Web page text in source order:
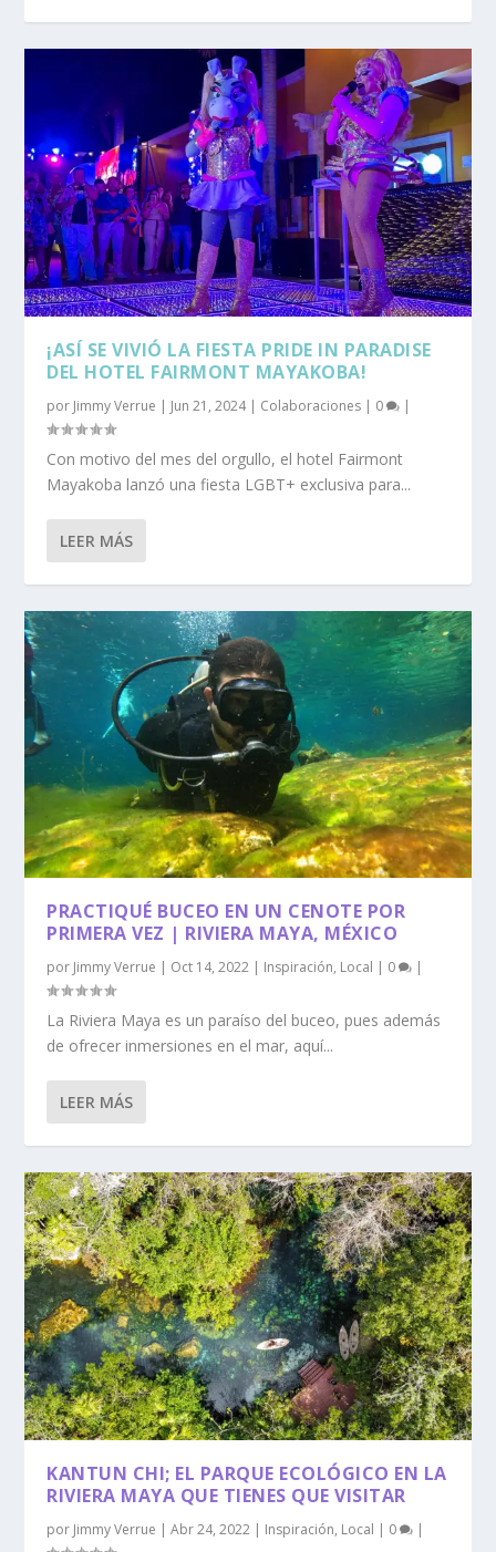
¡ASÍ SE VIVIÓ LA FIESTA PRIDE IN PARADISE
DEL HOTEL FAIRMONT MAYAKOBA!
por Jimmy Verrue | Jun 21, 2024| Colaboraciones | 0 |
Con motivo del mes del orgullo, el hotel Fairmont
Mayakoba lanzó una fiesta LGBT+ exclusiva para...
LEER MÁS
PRACTIQUÉ BUCEO EN UN CENOTE POR
PRIMERA VEZ | RIVIERA MAYA, MÉXICO
por Jimmy Verrue | Oct 14, 2022 | Inspiración, Local | 0 |
La Riviera Maya es un paraíso del buceo, pues además
de ofrecer inmersiones en el mar, aquí...
LEER MÁS
KANTUN CHI; EL PARQUE ECOLÓGICO EN LA
RIVIERA MAYA QUE TIENES QUE VISITAR
por Jimmy Verrue |Abr 24, 2022 | Inspiración, Local | 0 |